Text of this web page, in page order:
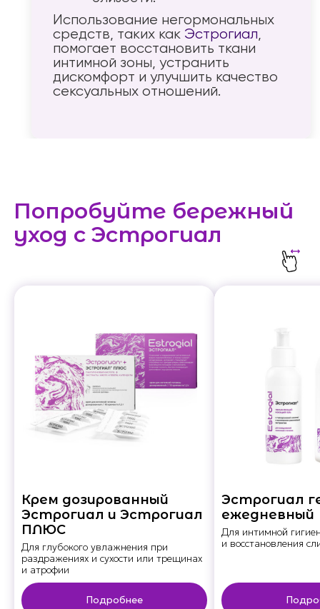
Использование негормональных
средств, таких как Эстрогиал,
помогает восстановить ткани
интимной зоны, устранить
дискомфорт и улучшить качество
сексуальных отношений.
Попробуйте бережный
уход с Эстрогиал
Крем дозированный
Эстрогиал и Эстрогиал
ПЛЮС
Для глубокого увлажнения при
раздражениях и сухости или трещинах
и атрофии
Подробнее
Эстрогиал
ежедневный
Для интимной
и восстановления